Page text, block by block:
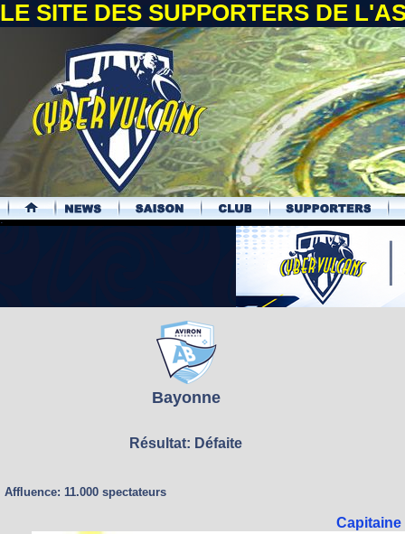
LE SITE DES SUPPORTERS DE
.
Bayonne
Résultat: Défaite
Affluence: 11.000 spectateurs
Capitaine